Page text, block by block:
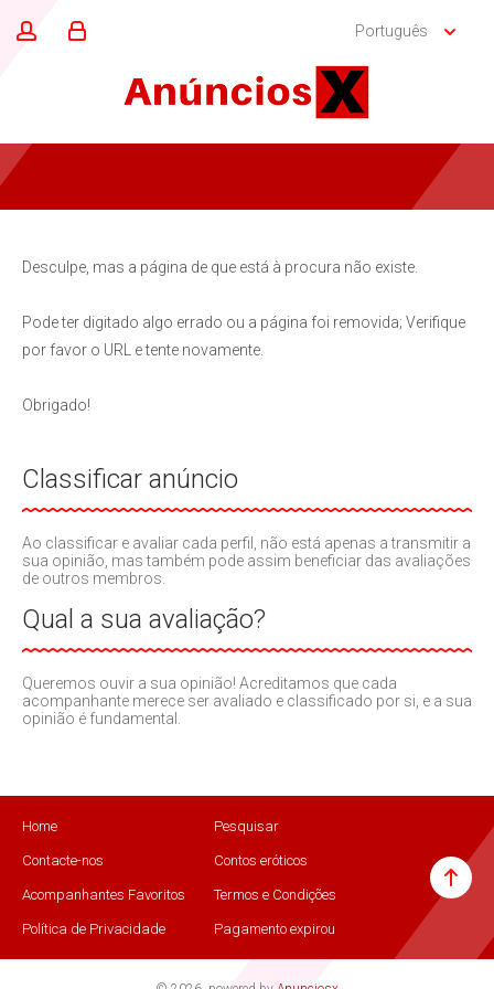
Português
Desculpe, mas a página de que está à procura não existe.
Pode ter digitado algo errado ou a página foi removida; Verifique
por favor o URL e tente novamente.
Obrigado!
Classificar anúncio
Ao classificar e avaliar cada perfil, não está apenas a transmitir a
sua opinião, mas também pode assim beneficiar das avaliações
de outros membros.
Qual a sua avaliação?
Queremos ouvir a sua opinião! Acreditamos que cada
acompanhante merece ser avaliado e classificado por si, e a sua
opinião é fundamental.
Home Pesquisar
Contacte-nos Contos eróticos
Acompanhantes Favoritos Termos e Condições
Política de Privacidade Pagamento expirou